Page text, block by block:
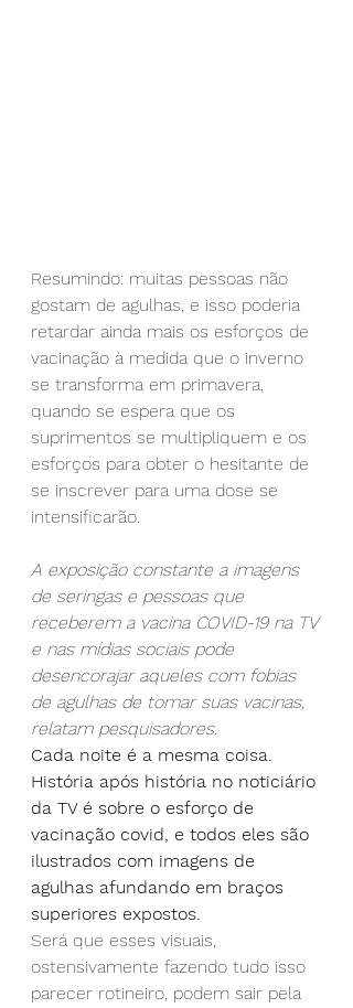
Resumindo: muitas pessoas não
gostam de agulhas, e isso poderia
retardar ainda mais os esforços de
vacinação à medida que o inverno
se transforma em primavera,
quando se espera que os
suprimentos se multipliquem e os
esforços para obter o hesitante de
se inscrever para uma dose se
intensificarão.
A exposição constante a imagens
de seringas e pessoas que
receberem a vacina COVID-19 na TV
e nas mídias sociais pode
desencorajar aqueles com fobias
de agulhas de tomar suas vacinas,
relatam pesquisadores.
Cada noite é a mesma coisa.
História após história no noticiário
da TV é sobre o esforço de
vacinação covid, e todos eles são
ilustrados com imagens de
agulhas afundando em braços
superiores expostos.
Será que esses visuais,
ostensivamente fazendo tudo isso
parecer rotineiro, podem sair pela